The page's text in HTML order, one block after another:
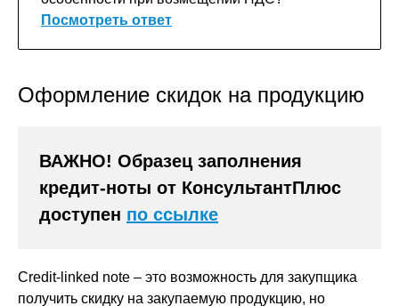
Посмотреть ответ
Оформление скидок на продукцию
ВАЖНО! Образец заполнения
кредит-ноты от КонсультантПлюс
доступен по ссылке
Credit-linked note – это возможность для закупщика
получить скидку на закупаемую продукцию, но